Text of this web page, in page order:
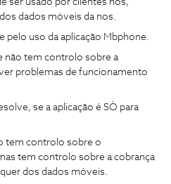
ser usado por clientes nos,
dados móveis da nos.
pelo uso da aplicação Mbphone.
não tem controlo sobre a
problemas de funcionamento
se a aplicação é SÒ para
tem controlo sobre o
tem controlo sobre a cobrança
dos dados móveis.